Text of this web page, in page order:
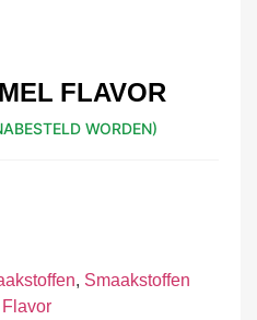
FLAVOR
WORDEN)
, Smaakstoffen
Flavor